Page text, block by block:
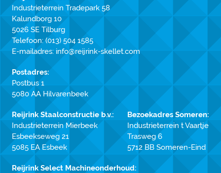
Industrieterrein Tradepark 58
Kalundborg 10
5026 SE Tilburg
Telefoon: (013) 504 1585
E-mailadres: info@reijrink-skellet.com
Postadres:
Postbus 1
5080 AA Hilvarenbeek
Reijrink Staalconstructie b.v.:
Industrieterrein Mierbeek
Esbeekseweg 21
5085 EA Esbeek
Bezoekadres Someren:
Industrieterrein t Vaartje
Trasweg 6
5712 BB Someren-Eind
Reijrink Select Machineonderhoud: